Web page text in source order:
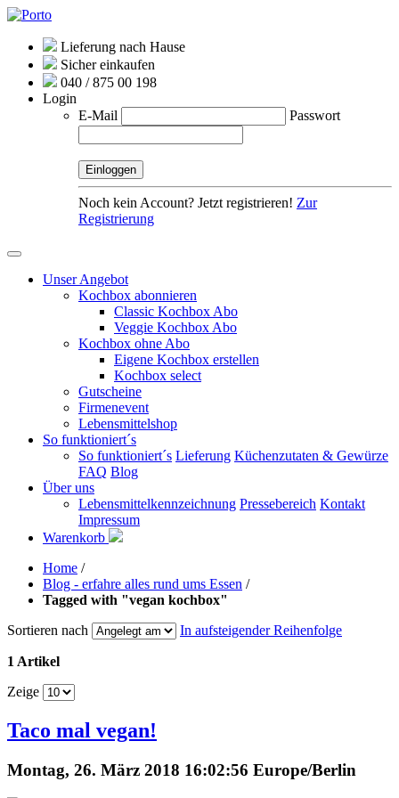
Lieferung nach Hause
Sicher einkaufen
040 / 875 00 198
Login
E-Mail
Passwort
Noch kein Account? Jetzt registrieren! Zur
Registrierung
Unser Angebot
Kochbox abonnieren
Classic Kochbox Abo
Veggie Kochbox Abo
Kochbox ohne Abo
Eigene Kochbox erstellen
Kochbox select
Gutscheine
Firmenevent
Lebensmittelshop
So funktioniert´s
So funktioniert´s Lieferung Küchenzutaten & Gewürze
FAQ Blog
Über uns
Lebensmittelkennzeichnung Pressebereich Kontakt
Impressum
Warenkorb
Home /
Blog - erfahre alles rund ums Essen /
Tagged with "vegan kochbox"
Sortieren nach
In aufsteigender Reihenfolge
1 Artikel
Zeige
Taco mal vegan!
Montag, 26. März 2018 16:02:56 Europe/Berlin